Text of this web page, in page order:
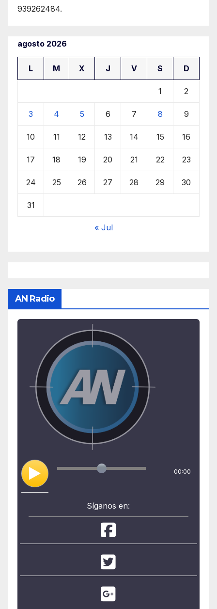
939262484.
agosto 2026
L M X J V S D
1 2
3 4 5 6 7 8 9
10 11 12 13 14 15 16
17 18 19 20 21 22 23
24 25 26 27 28 29 30
31
« Jul
AN Radio
00:00
Síganos en: